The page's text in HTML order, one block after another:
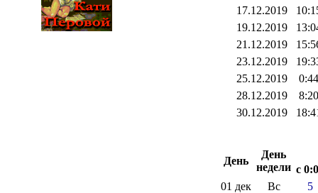
17.12.2019
19.12.2019
21.12.2019
23.12.2019
25.12.2019
0:44
28.12.2019
8:20
30.12.2019
День
День
недели с
01 дек
Вс
5